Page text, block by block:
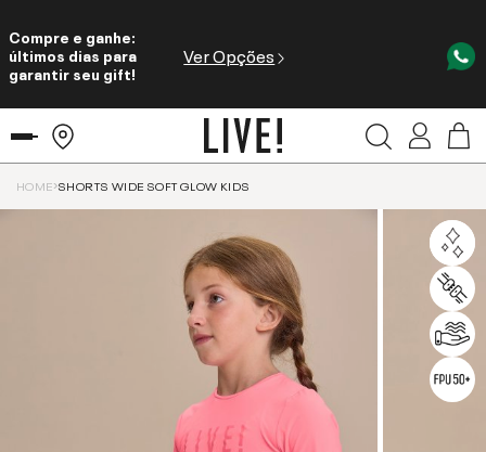
Compre e ganhe:
últimos dias para
garantir seu gift!
Ver Opções
HOME SHORTS WIDE SOFT GLOW KIDS